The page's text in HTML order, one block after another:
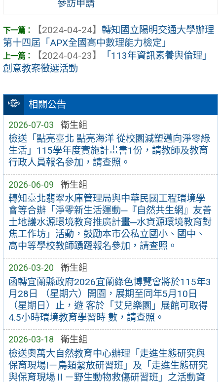
相關公告
2026-07-03 衛生組
檢送「點亮臺北 點亮海洋 從校園減塑邁向淨零綠
生活」115學年度實施計畫書1份，請教師及教育
行政人員報名參加，請查照。
2026-06-09 衛生組
轉知臺北翡翠水庫管理局與中華民國工程環境學
會等合辦「淨零新生活運動─『自然共生網』友善
土地護水源環境教育推廣計畫─水資源環境教育對
焦工作坊」活動，鼓勵本市公私立國小、國中、
高中等學校教師踴躍報名參加，請查照。
2026-03-20 衛生組
函轉宜蘭縣政府2026宜蘭綠色博覽會將於115年3
月28日 （星期六）開園，展期至同年5月10日
（星期日）止，遊 客於「艾兒樂園」展館可取得
4.5小時環境教育學習時 數，請查照。
2026-03-18 衛生組
檢送奧萬大自然教育中心辦理「走進生態研究與
保育現場I－鳥類繫放研習班」及「走進生態研究
與保育現場Ⅱ－野生動物救傷研習班」之活動資
參訪申請
【2024-04-24】 轉知國立陽明交通大學辦理
第十四屆「APX全國高中數理能力檢定」
【2024-04-23】
「113年資訊素養與倫理」
創意教案徵選活動